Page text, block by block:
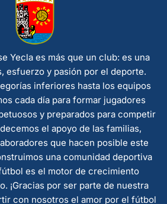
Yecla es más que un club: es una
esfuerzo y pasión por el deporte.
inferiores hasta los equipos
cada día para formar jugadores
y preparados para competir
el apoyo de las familias,
que hacen posible este
una comunidad deportiva
es el motor de crecimiento
¡Gracias por ser parte de nuestra
con nosotros el amor por el fútbol